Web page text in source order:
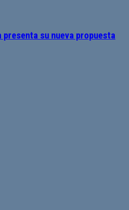
su nueva propuesta